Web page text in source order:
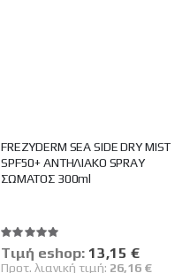
FREZYDERM SEA SIDE DRY MIST
SPF50+ ΑΝΤΗΛΙΑΚΟ SPRAY
ΣΩΜΑΤΟΣ 300ml
Βαθμολογία:
100%
Tιμή eshop: Ειδική
Τιμή
13,15 €
Προτ. λιανική τιμή: 26,16 €
100%
Tιμή eshop: Ειδική
Τιμή
14,78 €
Προτ. λιανική